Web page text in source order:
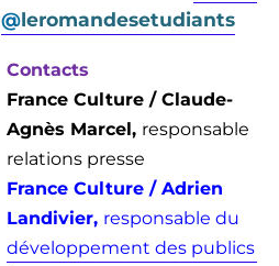
@leromandesetudiants
Contacts
France Culture / Claude-
Agnès Marcel, responsable
relations presse
France Culture / Adrien
Landivier, responsable du
développement des publics